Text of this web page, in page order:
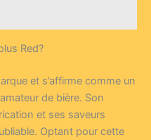
Red?
et s’affirme comme un
de bière. Son
et ses saveurs
Optant pour cette